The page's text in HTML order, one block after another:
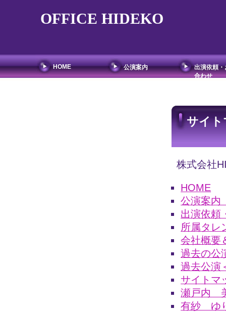
OFFICE HIDEKO
HOME 公演案内
出演依頼・
合わせ
サイト
株式会社
HOME
公演
出演依頼
所属タレ
会社概要
過去の公
過去公演
サイトマ
瀬戸内
有紗 ゆ